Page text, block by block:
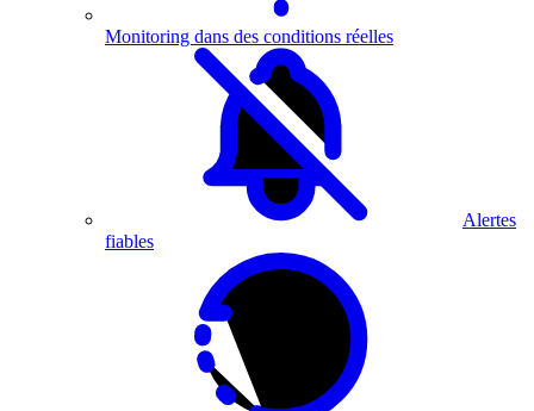
Monitoring dans des conditions réelles
Alertes
fiables